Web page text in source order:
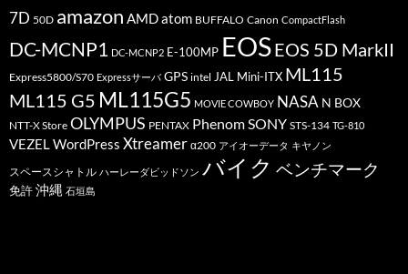
7D 50D amazon AMDatom BUFFALO Canon CompactFlash
DC-MCNP1 DC-MCNP2 E-100MP EOSEOS 5D MarkII
Express5800/S70 Expressサーバ GPS intel JAL Mini-ITX ML115
ML115 G5 ML115G5 MOVIE COWBOY NASA N BOX
NTT-X Store OLYMPUS PENTAX PhenomSONY STS-134 TG-810
VEZELWordPress Xtreamer α200 アイオーデータ キヤノン
スペースシャトル ハーレーダビッドソン バイク ベンチマーク
免許沖縄 石垣島